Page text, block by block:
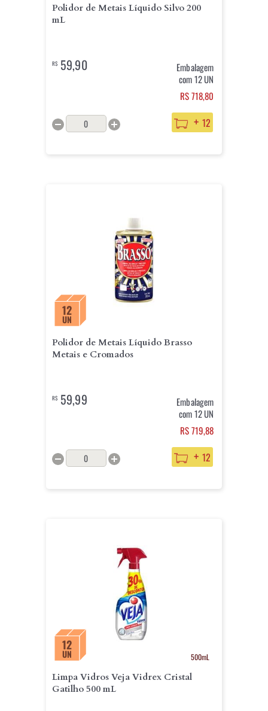
Polidor de Metais Líquido Silvo 200
mL
R$59,90
Embalagem
com 12 UN
RS 718,80
+ 12
12
UN
Polidor de Metais Líquido Brasso
Metais e Cromados
R$59,99
Embalagem
com 12 UN
RS 719,88
+ 12
12
UN 500mL
Limpa Vidros Veja Vidrex Cristal
Gatilho 500 mL